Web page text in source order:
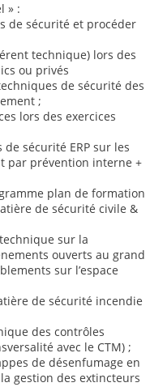
» :
de sécurité et procéder
technique) lors des
ou privés
de sécurité des
;
lors des exercices
sécurité ERP sur les
par prévention interne +
plan de formation
de sécurité civile &
sur la
ouverts au grand
sur l’espace
de sécurité incendie
des contrôles
avec le CTM) ;
de désenfumage en
la gestion des extincteurs